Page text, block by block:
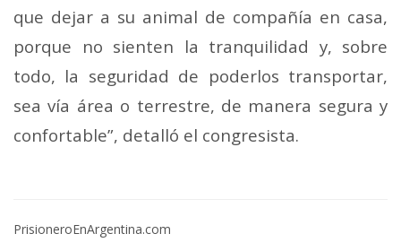
que dejar a su animal de compañía en casa,
porque no sienten la tranquilidad y, sobre
todo, la seguridad de poderlos transportar,
sea vía área o terrestre, de manera segura y
confortable”, detalló el congresista.
PrisioneroEnArgentina.com